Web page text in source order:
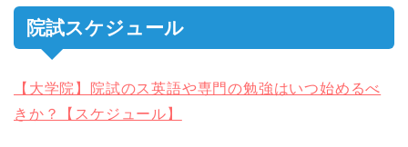
院試スケジュール
【大学院】院試のス英語や専門の勉強はいつ始めるべ
きか？【スケジュール】